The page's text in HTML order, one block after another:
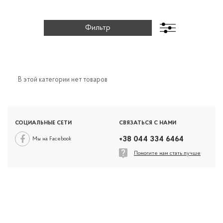
В этой категории нет товаров
СОЦИАЛЬНЫЕ СЕТИ
Мы на Facebook
СВЯЗАТЬСЯ С НАМИ
+38 044 334 6464
Помогите нам стать лучше